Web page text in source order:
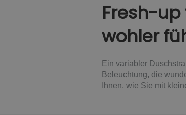
Fresh-
wohler
Ein variabler
Beleuchtung, die
Ihnen, wie Sie mit